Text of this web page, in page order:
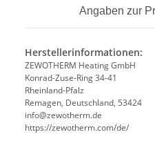
Angaben zur
Herstellerinformationen:
ZEWOTHERM Heating GmbH
Konrad-Zuse-Ring 34-41
Rheinland-Pfalz
Remagen, Deutschland, 53424
info@zewotherm.de
https://zewotherm.com/de/